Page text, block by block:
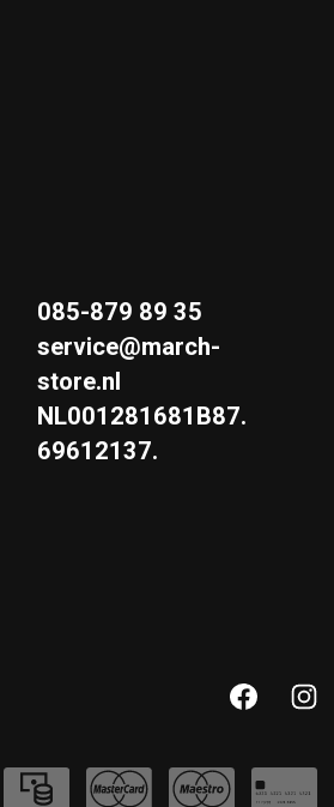
085-879 89 35
service@march-
store.nl
NL001281681B87.
69612137.